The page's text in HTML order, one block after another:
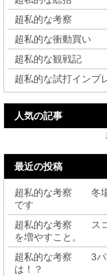
超私的な考察
超私的な衝動買い
超私的な観戦記
超私的な試打インプ
人気の記事
最近の投稿
超私的な考察 冬場
です
超私的な考察 スコ
を増やすこと。
超私的な考察 3パ
は！？